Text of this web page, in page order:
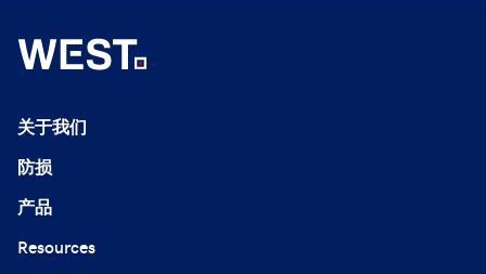
关于我们
防损
产品
Resources